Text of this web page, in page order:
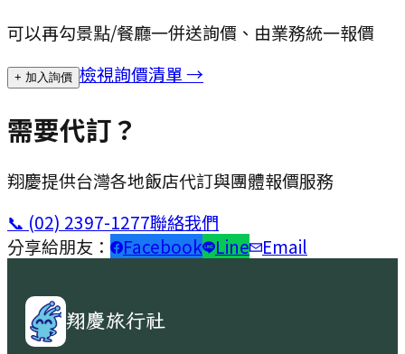
可以再勾景點/餐廳一併送詢價、由業務統一報價
+ 加入詢價 檢視詢價清單 →
需要代訂？
翔慶提供台灣各地飯店代訂與團體報價服務
📞 (02) 2397-1277聯絡我們
分享給朋友：
Facebook Line Email
翔慶旅行社